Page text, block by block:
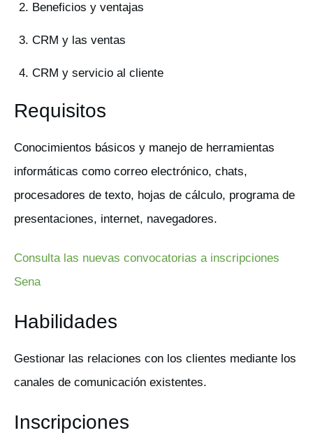
Beneficios y ventajas
CRM y las ventas
CRM y servicio al cliente
Requisitos
Conocimientos básicos y manejo de herramientas
informáticas como correo electrónico, chats,
procesadores de texto, hojas de cálculo, programa de
presentaciones, internet, navegadores.
Consulta las nuevas convocatorias a inscripciones
Sena
Habilidades
Gestionar las relaciones con los clientes mediante los
canales de comunicación existentes.
Inscripciones